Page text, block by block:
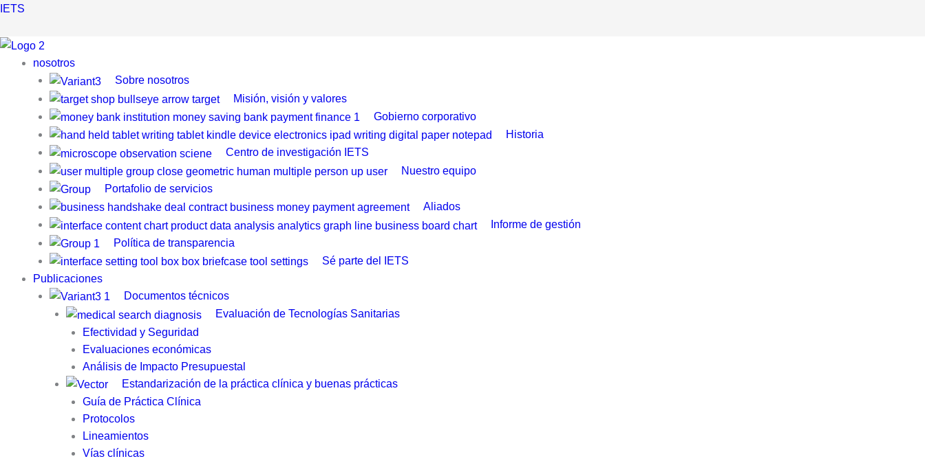
Ir
contenido
IETS
nosotros
Sobre nosotros
Misión, visión y valores
Gobierno corporativo
Historia
Centro de investigación IETS
Nuestro equipo
Portafolio de servicios
Aliados
Informe de gestión
Política de transparencia
Sé parte del IETS
Publicaciones
Documentos técnicos
Evaluación de Tecnologías Sanitarias
Efectividad y Seguridad
Evaluaciones económicas
Análisis de Impacto Presupuestal
Estandarización de la práctica clínica y buenas prácticas
Guía de Práctica Clínica​
Protocolos
Lineamientos
Vías clínicas